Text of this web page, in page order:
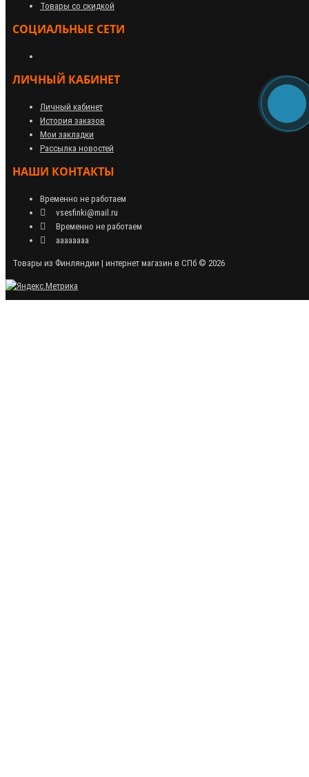
Товары со скидкой
СОЦИАЛЬНЫЕ СЕТИ
ЛИЧНЫЙ КАБИНЕТ
Личный кабинет
История заказов
Мои закладки
Рассылка новостей
НАШИ КОНТАКТЫ
Временно не работаем
vsesfinki@mail.ru
Временно не работаем
аааааааа
Товары из Финляндии | интернет магазин в СПб © 2026